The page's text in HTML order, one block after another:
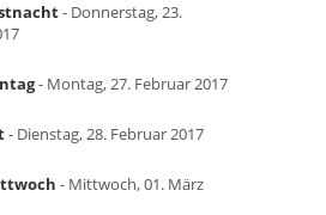
- Donnerstag, 23.
- Montag, 27. Februar 2017
- Dienstag, 28. Februar 2017
- Mittwoch, 01. März